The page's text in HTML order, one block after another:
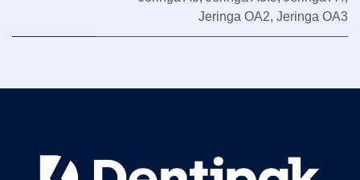
Jeringa OA2, Jeringa OA3